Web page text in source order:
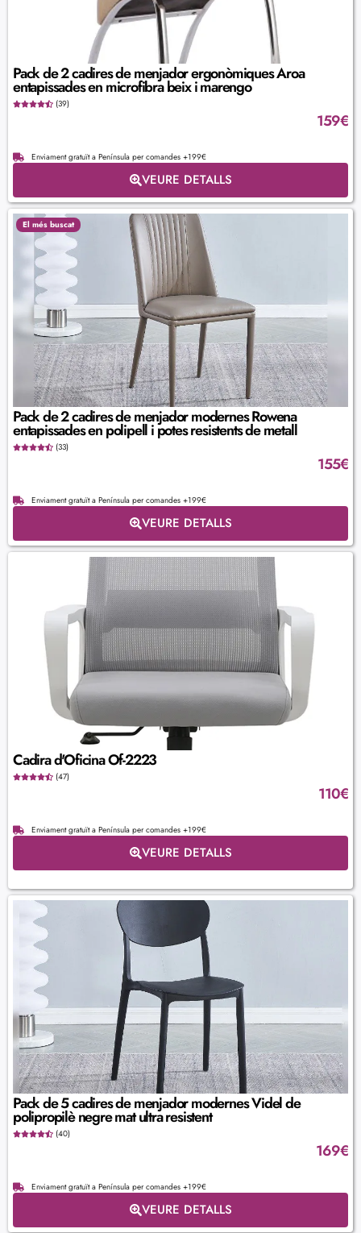
Pack de 2 cadires de menjador ergonòmiques Aroa
entapissades en microfibra beix i marengo
(39)
159€
Enviament gratuït a Península per comandes +199€
VEURE DETALLS
El més buscat
Pack de 2 cadires de menjador modernes Rowena
entapissades en polipell i potes resistents de metall
(33)
155€
Enviament gratuït a Península per comandes +199€
VEURE DETALLS
Cadira d'Oficina Of-2223
(47)
110€
Enviament gratuït a Península per comandes +199€
VEURE DETALLS
Pack de 5 cadires de menjador modernes Videl de
polipropilè negre mat ultra resistent
(40)
169€
Enviament gratuït a Península per comandes +199€
VEURE DETALLS